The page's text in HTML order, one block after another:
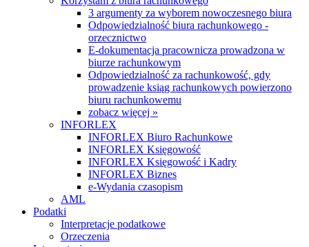
3 argumenty za wyborem nowoczesnego biura
Odpowiedzialność biura rachunkowego -
orzecznictwo
E-dokumentacja pracownicza prowadzona w
biurze rachunkowym
Odpowiedzialność za rachunkowość, gdy
prowadzenie ksiąg rachunkowych powierzono
biuru rachunkowemu
zobacz więcej »
INFORLEX
INFORLEX Biuro Rachunkowe
INFORLEX Księgowość
INFORLEX Księgowość i Kadry
INFORLEX Biznes
e-Wydania czasopism
AML
Podatki
Interpretacje podatkowe
Orzeczenia